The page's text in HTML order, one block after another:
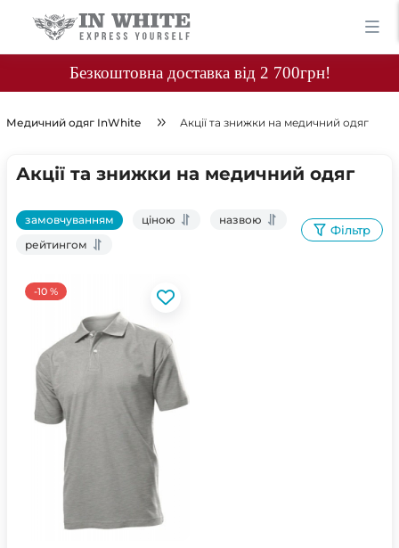
Безкоштовна доставка від 2 700грн!
Медичний одяг InWhite Акції та знижки на медичний одяг
Акції та знижки на медичний одяг
замовчуванням ціною
назвою
рейтингом
Фільтр
-10 %